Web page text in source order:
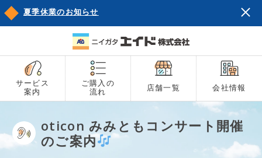
夏季休業のお知らせ
サービス
案内
ご購入の
流れ
店舗一覧 会社情報
oticon みみともコンサート開催
のご案内